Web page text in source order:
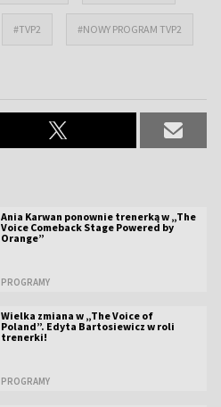
#TVP2 #NOWY PROGRAM TVP2
Ania Karwan ponownie trenerką w „The
Voice Comeback Stage Powered by
Orange”
PROGRAMY
Wielka zmiana w „The Voice of
Poland”. Edyta Bartosiewicz w roli
trenerki!
PROGRAMY